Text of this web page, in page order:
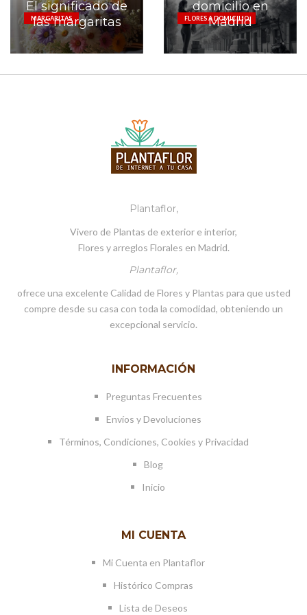
MARGARITAS
El significado de
las margaritas
FLORES A DOMICILIO
domicilio en
Madrid
Plantaflor,
Vivero de Plantas de exterior e interior,
Flores y arreglos Florales en Madrid.
Plantaflor,
ofrece una excelente Calidad de Flores y Plantas para que usted
compre desde su casa con toda la comodidad, obteniendo un
excepcional servicio.
INFORMACIÓN
Preguntas Frecuentes
Envíos y Devoluciones
Términos, Condiciones, Cookies y Privacidad
Blog
Inicio
MI CUENTA
Mi Cuenta en Plantaflor
Histórico Compras
Lista de Deseos